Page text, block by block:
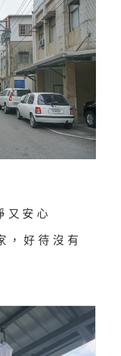
又安心
，好待沒有